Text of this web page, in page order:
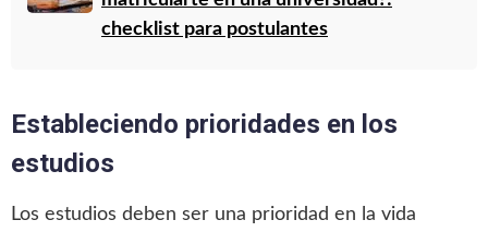
checklist para postulantes
Estableciendo prioridades en los
estudios
Los estudios deben ser una prioridad en la vida